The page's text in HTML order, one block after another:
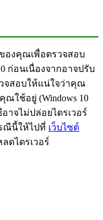
องคุณเพื่อตรวจสอบ
ก่อนเนื่องจากอาจปรับ
จสอบให้แน่ใจว่าคุณ
ใช้อยู่ (Windows 10
าจไม่ปล่อยไดรเวอร์
ณีนี้ให้ไปที่ เว็บไซต์
ดไดรเวอร์